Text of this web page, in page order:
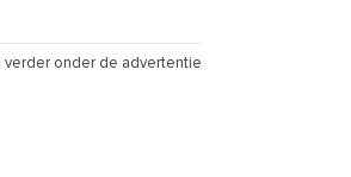
verder onder de advertentie